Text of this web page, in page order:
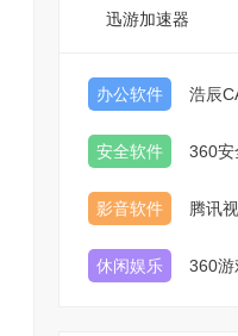
迅游加速器
办公软件
安全软件 360安
影音软件 腾讯
休闲娱乐 360游